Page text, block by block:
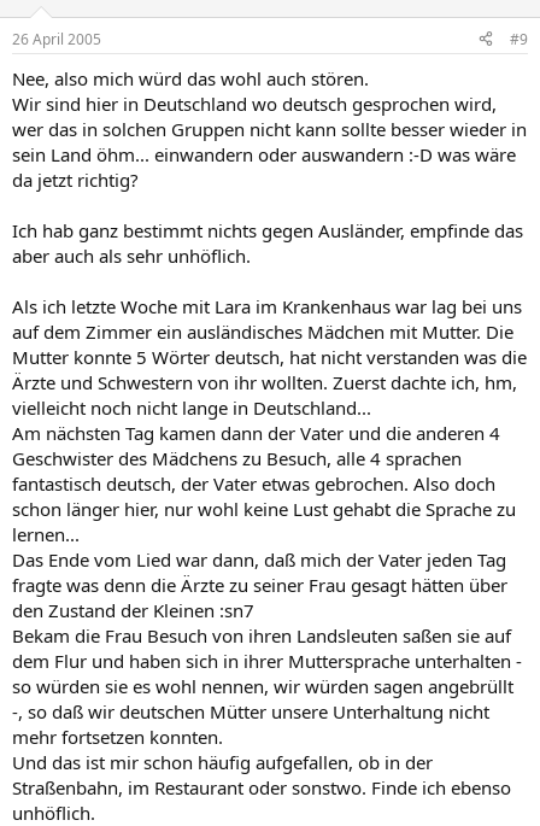
26 April 2005 #9
Nee, also mich würd das wohl auch stören.
Wir sind hier in Deutschland wo deutsch gesprochen wird,
wer das in solchen Gruppen nicht kann sollte besser wieder in
sein Land öhm... einwandern oder auswandern :-D was wäre
da jetzt richtig?
Ich hab ganz bestimmt nichts gegen Ausländer, empfinde das
aber auch als sehr unhöflich.
Als ich letzte Woche mit Lara im Krankenhaus war lag bei uns
auf dem Zimmer ein ausländisches Mädchen mit Mutter. Die
Mutter konnte 5 Wörter deutsch, hat nicht verstanden was die
Ärzte und Schwestern von ihr wollten. Zuerst dachte ich, hm,
vielleicht noch nicht lange in Deutschland...
Am nächsten Tag kamen dann der Vater und die anderen 4
Geschwister des Mädchens zu Besuch, alle 4 sprachen
fantastisch deutsch, der Vater etwas gebrochen. Also doch
schon länger hier, nur wohl keine Lust gehabt die Sprache zu
lernen...
Das Ende vom Lied war dann, daß mich der Vater jeden Tag
fragte was denn die Ärzte zu seiner Frau gesagt hätten über
den Zustand der Kleinen :sn7
Bekam die Frau Besuch von ihren Landsleuten saßen sie auf
dem Flur und haben sich in ihrer Muttersprache unterhalten -
so würden sie es wohl nennen, wir würden sagen angebrüllt
-, so daß wir deutschen Mütter unsere Unterhaltung nicht
mehr fortsetzen konnten.
Und das ist mir schon häufig aufgefallen, ob in der
Straßenbahn, im Restaurant oder sonstwo. Finde ich ebenso
unhöflich.